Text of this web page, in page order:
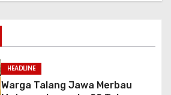
HEADLINE
Warga Talang Jawa Merbau